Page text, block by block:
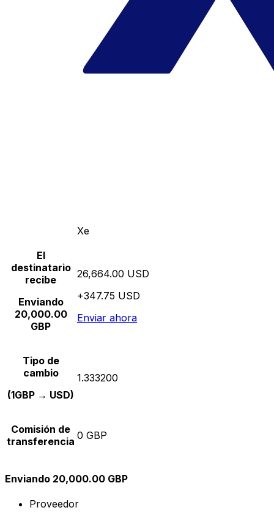
Xe
El
destinatario
recibe
Enviando
20,000.00
GBP
26,664.00 USD
+347.75 USD
Enviar ahora
Tipo de
cambio
(1GBP → USD)
1.333200
Comisión de
transferencia 0 GBP
Enviando 20,000.00 GBP
Proveedor